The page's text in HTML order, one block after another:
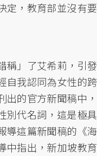
定，教育部並沒有要
稱」了艾希莉，引發
自我認同為女性的跨
出的官方新聞稿中，
別代名詞，這是極具
導這篇新聞稿的《海
中指出，新加坡教育